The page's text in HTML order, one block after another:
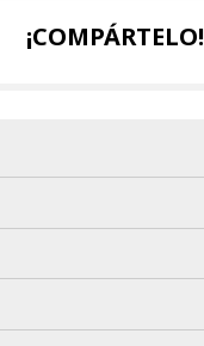
¡COMPÁRTELO!